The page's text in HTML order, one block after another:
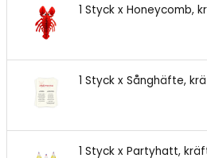
1 Styck x Honeycomb,
1 Styck x Sånghäfte,
1 Styck x Partyhatt,